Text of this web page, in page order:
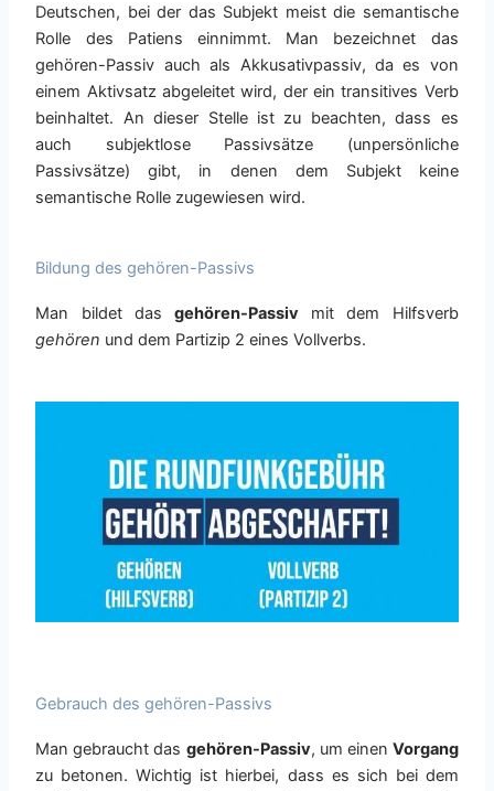
Deutschen, bei der das Subjekt meist die semantische
Rolle des Patiens einnimmt. Man bezeichnet das
gehören-Passiv auch als Akkusativpassiv, da es von
einem Aktivsatz abgeleitet wird, der ein transitives Verb
beinhaltet. An dieser Stelle ist zu beachten, dass es
auch subjektlose Passivsätze (unpersönliche
Passivsätze) gibt, in denen dem Subjekt keine
semantische Rolle zugewiesen wird.
Bildung des gehören-Passivs
Man bildet das gehören-Passiv mit dem Hilfsverb
gehören und dem Partizip 2 eines Vollverbs.
Gebrauch des gehören-Passivs
Man gebraucht das gehören-Passiv, um einen Vorgang
zu betonen. Wichtig ist hierbei, dass es sich bei dem